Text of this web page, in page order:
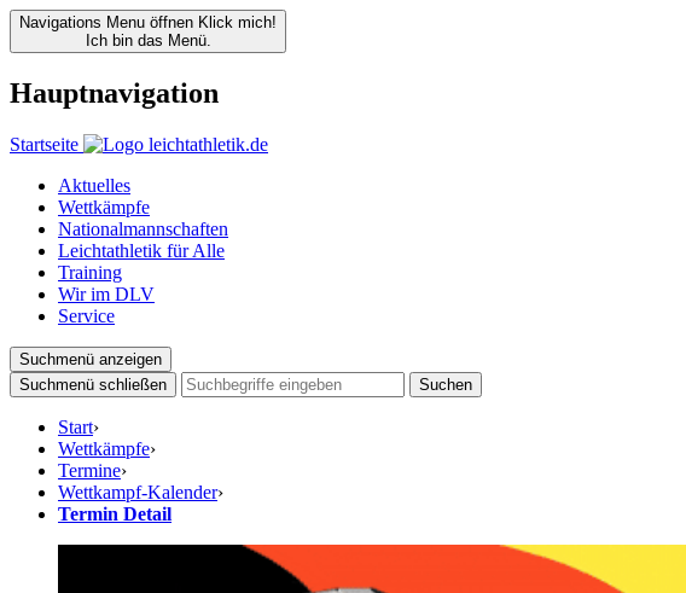
Navigations Menu öffnen Klick mich!
Ich bin das Menü.
Hauptnavigation
Startseite
Aktuelles
Wettkämpfe
Nationalmannschaften
Leichtathletik für Alle
Training
Wir im DLV
Service
Suchmenü anzeigen
Suchmenü schließen
Suchen
Start›
Wettkämpfe›
Termine›
Wettkampf-Kalender›
Termin Detail